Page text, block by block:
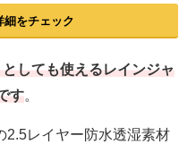
をチェック
しても使えるレインジャ
す。
レイヤー防水透湿素材